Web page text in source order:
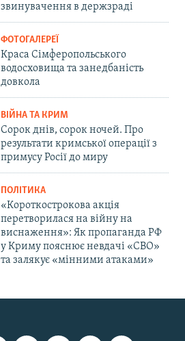
звинувачення в держзраді
ФОТОГАЛЕРЕЇ
Краса Сімферопольського
водосховища та занедбаність
довкола
ВІЙНА ТА КРИМ
Сорок днів, сорок ночей. Про
результати кримської операції з
примусу Росії до миру
ПОЛІТИКА
«Короткострокова акція
перетворилася на війну на
виснаження»: Як пропаганда РФ
у Криму пояснює невдачі «СВО»
та залякує «мінними атаками»